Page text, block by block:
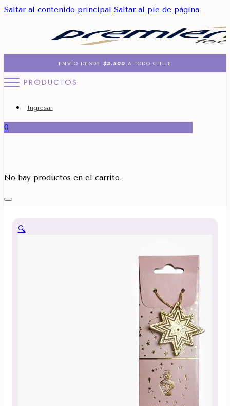
Saltar al contenido principal Saltar al pie de página
ENVÍO DESDE $3.500 A TODO CHILE
PRODUCTOS
Ingresar
0
No hay productos en el carrito.
🔍